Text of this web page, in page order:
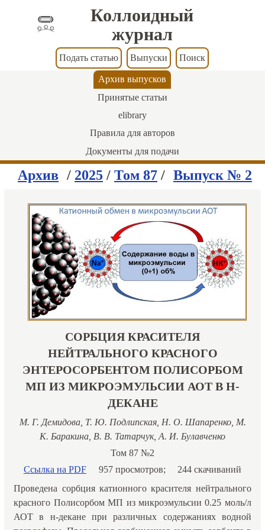
Коллоидный
журнал
Подать статью Выпуски Поиск
Архив выпусков
Принятые статьи
elibrary
Правила для авторов
Документы для подачи
Архив / 2025 / Том 87 / Выпуск № 2
СОРБЦИЯ КРАСИТЕЛЯ
НЕЙТРАЛЬНОГО КРАСНОГО
ЭНТЕРОСОРБЕНТОМ ПОЛИСОРБОМ
МП ИЗ МИКРОЭМУЛЬСИИ АОТ В Н-
ДЕКАНЕ
М. Г. Демидова, Т. Ю. Подлипская, Н. О. Шапаренко, М.
К. Баракина, В. В. Татарчук, А. И. Булавченко
Том 87 №2
Ссылка на PDF
957 просмотров;
244 скачиваний
Проведена сорбция катионного красителя нейтрального
красного Полисорбом МП из микроэмульсии 0.25 моль/л
АОТ в н-декане при различных содержаниях водной